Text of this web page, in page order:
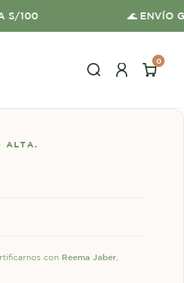
🌊 ENVÍO GRATIS
0
ALTA.
con Reema Jaber,